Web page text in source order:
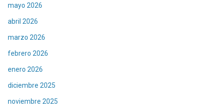
mayo 2026
abril 2026
marzo 2026
febrero 2026
enero 2026
diciembre 2025
noviembre 2025